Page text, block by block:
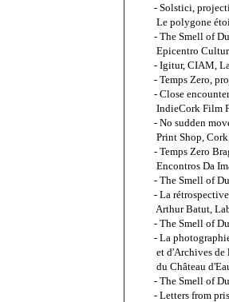
- Solstici,
Le polygone
- The Smell of
Epicentro
- Igitur, CIAM,
- Temps Zero,
- Close
IndieCork Film
- No sudden
Print Shop,
- Temps Zero
Encontros Da
- The Smell of
- La
Arthur Batut,
- The Smell of
- La
et d'Archives
du Château
- The Smell of
- Letters from